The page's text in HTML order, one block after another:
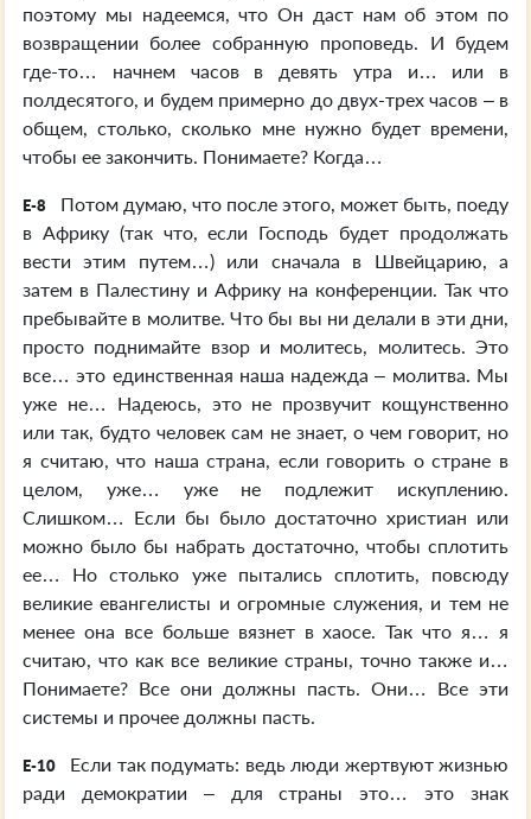
поэтому мы надеемся, что Он даст нам об этом по
возвращении более собранную проповедь. И будем
где-то… начнем часов в девять утра и… или в
полдесятого, и будем примерно до двух-трех часов – в
общем, столько, сколько мне нужно будет времени,
чтобы ее закончить. Понимаете? Когда…
E-8
Потом думаю, что после этого, может быть, поеду
в Африку (так что, если Господь будет продолжать
вести этим путем…) или сначала в Швейцарию, а
затем в Палестину и Африку на конференции. Так что
пребывайте в молитве. Что бы вы ни делали в эти дни,
просто поднимайте взор и молитесь, молитесь. Это
все… это единственная наша надежда – молитва. Мы
уже не… Надеюсь, это не прозвучит кощунственно
или так, будто человек сам не знает, о чем говорит, но
я считаю, что наша страна, если говорить о стране в
целом, уже… уже не подлежит искуплению.
Слишком… Если бы было достаточно христиан или
можно было бы набрать достаточно, чтобы сплотить
ее… Но столько уже пытались сплотить, повсюду
великие евангелисты и огромные служения, и тем не
менее она все больше вязнет в хаосе. Так что я… я
считаю, что как все великие страны, точно также и…
Понимаете? Все они должны пасть. Они… Все эти
системы и прочее должны пасть.
E-10
Если так подумать: ведь люди жертвуют жизнью
ради демократии – для страны это… это знак